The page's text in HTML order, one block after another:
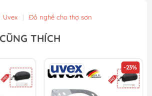
Lọc Độc (MM Đài loan) Bảo Bình 620
Trang Than Hoạt Tính Evergreen C750V
Uvex | Đồ nghề cho thợ sơn
THÍCH
-23%